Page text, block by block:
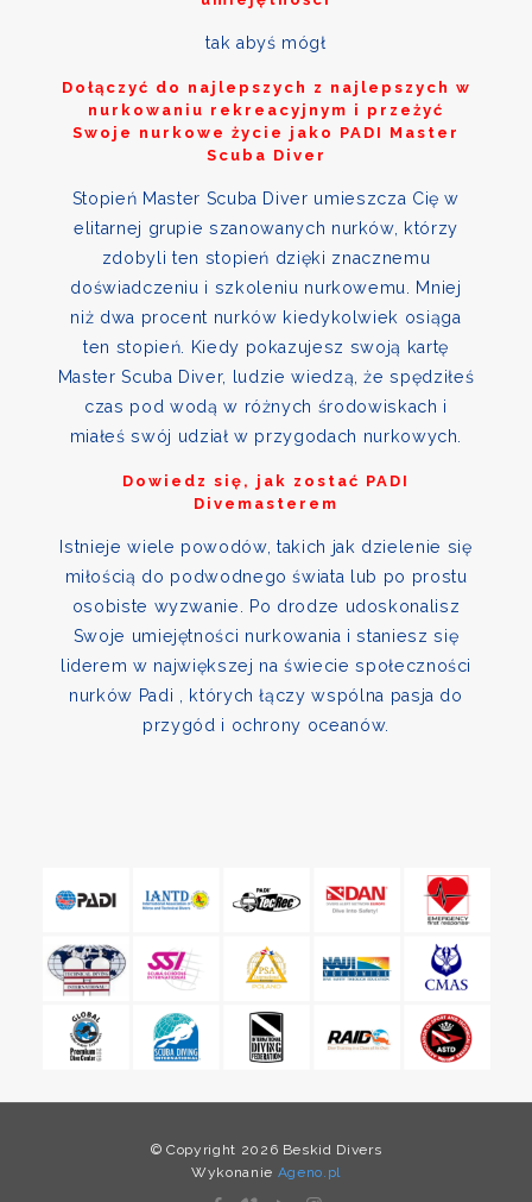
tak abyś mógł
Dołączyć do najlepszych z najlepszych w
nurkowaniu rekreacyjnym i przeżyć
Swoje nurkowe życie jako PADI Master
Scuba Diver
Stopień Master Scuba Diver umieszcza Cię w
elitarnej grupie szanowanych nurków, którzy
zdobyli ten stopień dzięki znacznemu
doświadczeniu i szkoleniu nurkowemu. Mniej
niż dwa procent nurków kiedykolwiek osiąga
ten stopień. Kiedy pokazujesz swoją kartę
Master Scuba Diver, ludzie wiedzą, że spędziłeś
czas pod wodą w różnych środowiskach i
miałeś swój udział w przygodach nurkowych.
Dowiedz się, jak zostać PADI
Divemasterem
Istnieje wiele powodów, takich jak dzielenie się
miłością do podwodnego świata lub po prostu
osobiste wyzwanie. Po drodze udoskonalisz
Swoje umiejętności nurkowania i staniesz się
liderem w największej na świecie społeczności
nurków Padi , których łączy wspólna pasja do
przygód i ochrony oceanów.
© Copyright 2026 Beskid Divers
Wykonanie Ageno.pl